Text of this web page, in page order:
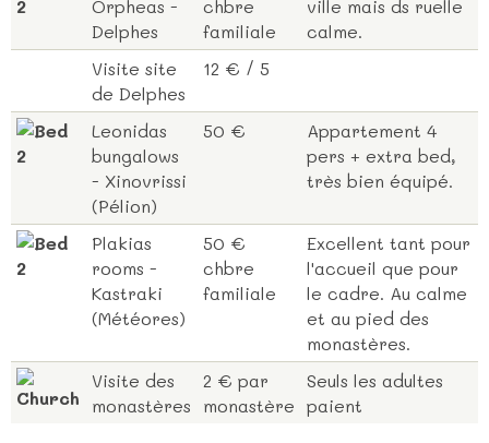
Orpheas -
Delphes
chbre
familiale
ville mais ds ruelle
calme.
Visite site
de Delphes
12 € / 5
Leonidas
bungalows
- Xinovrissi
(Pélion)
50 €
Appartement 4
pers + extra bed,
très bien équipé.
Plakias
rooms -
Kastraki
(Météores)
50 €
chbre
familiale
Excellent tant pour
l'accueil que pour
le cadre. Au calme
et au pied des
monastères.
Visite des
monastères
2 € par
monastère
Seuls les adultes
paient